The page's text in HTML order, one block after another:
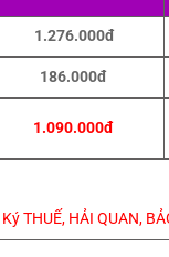
1.276.000đ
186.000đ
1.090.000đ
Ký THUẾ, HẢI QUAN,